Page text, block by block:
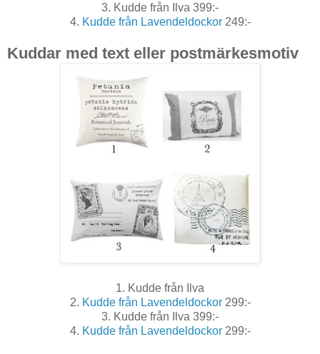
3. Kudde från Ilva 399:-
4. Kudde från Lavendeldockor249:-
Kuddar med text eller postmärkesmotiv
1. Kudde från Ilva
2. Kudde från Lavendeldockor299:-
3. Kudde från Ilva 399:-
4. Kudde från Lavendeldockor299:-